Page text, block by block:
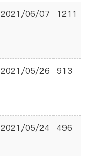
2021/06/07 1211
2021/05/26 913
2021/05/24 496